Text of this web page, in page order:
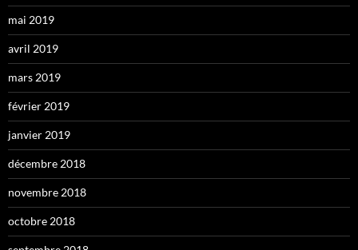
mai 2019
avril 2019
mars 2019
février 2019
janvier 2019
décembre 2018
novembre 2018
octobre 2018